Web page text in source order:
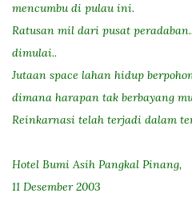
mencumbu di pulau ini.
Ratusan mil dari pusat
dimulai..
Jutaan space lahan hidup
dimana harapan tak berbayang
Reinkarnasi telah terjadi dalam
Hotel Bumi Asih Pangkal Pinang,
11 Desember 2003